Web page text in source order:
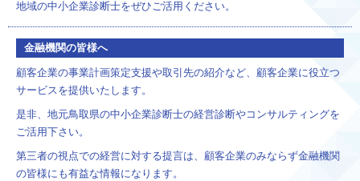
地域の中小企業診断士をぜひご活用ください。
金融機関の皆様へ
顧客企業の事業計画策定支援や取引先の紹介など、顧客企業に役立つ
サービスを提供いたします。
是非、地元鳥取県の中小企業診断士の経営診断やコンサルティングを
ご活用下さい。
第三者の視点での経営に対する提言は、顧客企業のみならず金融機関
の皆様にも有益な情報になります。